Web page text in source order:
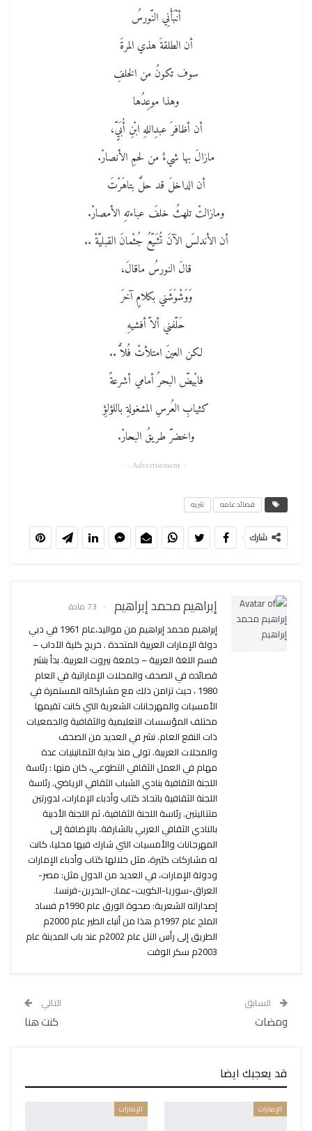
أنْبَأَنِي النّورسُ
أن الطلقةَ هذي المرةَ
سوف تكونُ من الخلفِ
وهذا موعِدُها
أن أظافرَ عبدِاللهِ ابْنِ أُبَيٍّ،
مازالَ بها شيءٌ من لحمِ الأنصارْ.
أن الداخلَ قد حلَّ بتاهَرْتَ
ومازالتْ تلهثُ خلفَ عباءتهِ الأمصارْ.
أن الأندلسَ الآنَ تُشَيّعُ جُثْمانَ القبليّةْ ..
قالَ النورسُ ماقالَ،
وَوَشْوَشَني بكلامٍ آخرَ
حَلّفني ألاّ أفشيهِ
لكن العينَ امتلأتْ فُلاًّ ..
فابْيضّ البحرُ أمامي أشرعةً
كثيابِ العُرسِ المشغولةِ باللؤلؤِ
واخضرّ طريقُ البحارْ.
- Advertisement -
قصائد عامه نثريه
شارك
إبراهيم محمد إبراهيم 73 مادة
إبراهيم محمد إبراهيم من مواليد،عام 1961 في دبي
دولة الإمارات العربية المتحدة . خريج كلية الآداب –
قسم اللغة العربية – جامعة بيروت العربية. بدأ بنشر
قصائده في الصحف والمجلات الإماراتية في العام
1980 ، حيث تزامن ذلك مع مشاركاته المستمرة في
الأمسيات والمهرجانات الشعرية التي كانت تقيمها
مختلف المؤسسات التعليمية والثقافية والجمعيات
ذات النفع العام. نشر في العديد من الصحف
والمجلات العربية. تولى منذ بداية الثمانينيات عدة
مهام في العمل الثقافي التطوعي، كان منها : رئاسة
اللجنة الثقافية بنادي الشباب الثقافي الرياضي. رئاسة
اللجنة الثقافية باتحاد كتاب وأدباء الإمارات، لدورتين
متتاليتين. رئاسة اللجنة الثقافية، ثم اللجنة الأدبية
بالنادي الثقافي العربي بالشارقة. بالإضافة إلى
المهرجانات والأمسيات التي شارك فيها محليا، كانت
له مشاركات كثيرة، مثل خلالها كتاب وأدباء الإمارات
ودولة الإمارات، في العديد من الدول مثل: مصر-
العراق-سوريا-الكويت-عمان-البحرين-فرنسا.
إصداراته الشعرية: صحوة الورق عام 1990م فساد
الملح عام 1997م هذا من أنباء الطير عام 2000م
الطريق إلى رأس التل عام 2002م عند باب المدينة عام
2003م سكر الوقت
السابق
ومضات
التالي
كنت هنا
قد يعجبك ايضا
الإمارات الإمارات